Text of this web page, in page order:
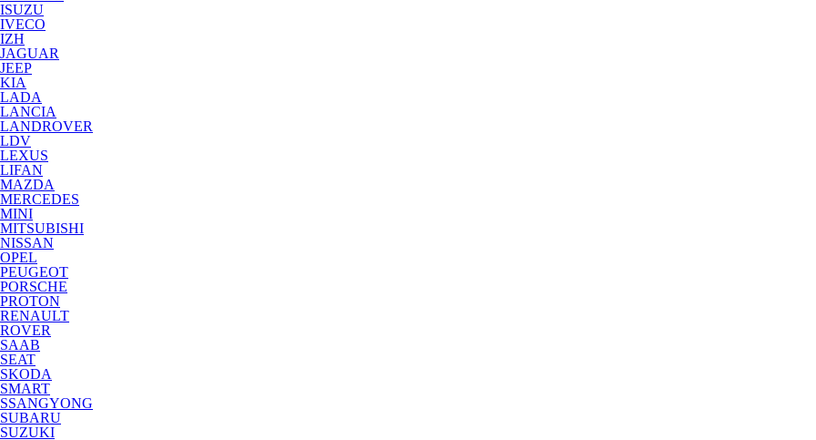
ISUZU
IVECO
IZH
JAGUAR
JEEP
KIA
LADA
LANCIA
LANDROVER
LDV
LEXUS
LIFAN
MAZDA
MERCEDES
MINI
MITSUBISHI
NISSAN
OPEL
PEUGEOT
PORSCHE
PROTON
RENAULT
ROVER
SAAB
SEAT
SKODA
SMART
SSANGYONG
SUBARU
SUZUKI